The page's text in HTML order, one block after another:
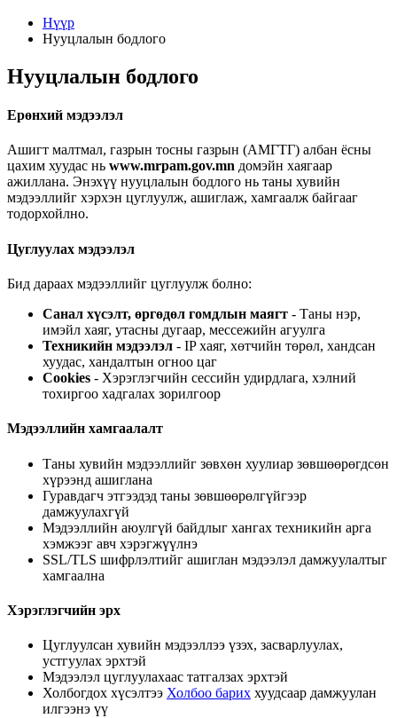
Нүүр
Нууцлалын бодлого
Нууцлалын бодлого
Ерөнхий мэдээлэл
Ашигт малтмал, газрын тосны газрын (АМГТГ) албан ёсны
цахим хуудас нь www.mrpam.gov.mn домэйн хаягаар
ажиллана. Энэхүү нууцлалын бодлого нь таны хувийн
мэдээллийг хэрхэн цуглуулж, ашиглаж, хамгаалж байгааг
тодорхойлно.
Цуглуулах мэдээлэл
Бид дараах мэдээллийг цуглуулж болно:
Санал хүсэлт, өргөдөл гомдлын маягт - Таны нэр,
имэйл хаяг, утасны дугаар, мессежийн агуулга
Техникийн мэдээлэл - IP хаяг, хөтчийн төрөл, хандсан
хуудас, хандалтын огноо цаг
Cookies - Хэрэглэгчийн сессийн удирдлага, хэлний
тохиргоо хадгалах зорилгоор
Мэдээллийн хамгаалалт
Таны хувийн мэдээллийг зөвхөн хуулиар зөвшөөрөгдсөн
хүрээнд ашиглана
Гуравдагч этгээдэд таны зөвшөөрөлгүйгээр
дамжуулахгүй
Мэдээллийн аюулгүй байдлыг хангах техникийн арга
хэмжээг авч хэрэгжүүлнэ
SSL/TLS шифрлэлтийг ашиглан мэдээлэл дамжуулалтыг
хамгаална
Хэрэглэгчийн эрх
Цуглуулсан хувийн мэдээллээ үзэх, засварлуулах,
устгуулах эрхтэй
Мэдээлэл цуглуулахаас татгалзах эрхтэй
Холбогдох хүсэлтээ Холбоо барих хуудсаар дамжуулан
илгээнэ үү